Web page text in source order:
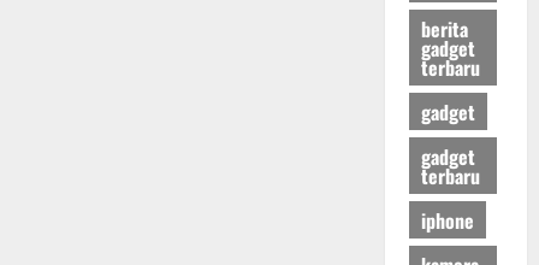
berita
gadget
terbaru
gadget
gadget
terbaru
iphone